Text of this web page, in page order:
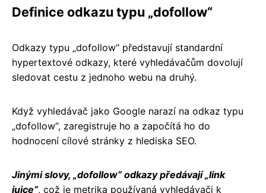
Definice odkazu typu „dofollow“
Odkazy typu „dofollow“ představují standardní
hypertextové odkazy, které vyhledávačům dovolují
sledovat cestu z jednoho webu na druhý.
Když vyhledávač jako Google narazí na odkaz typu
„dofollow“, zaregistruje ho a započítá ho do
hodnocení cílové stránky z hlediska SEO.
Jinými slovy, „dofollow“ odkazy předávají „link
juice“, což je metrika používaná vyhledávači k